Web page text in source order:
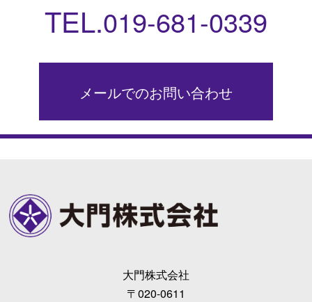
TEL.019-681-0339
メールでのお問い合わせ
大門株式会社
〒020-0611